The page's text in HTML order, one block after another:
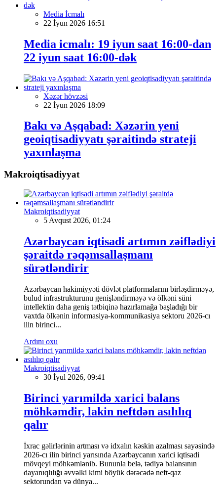
Media İcmalı
22 İyun 2026 16:51
Media icmalı: 19 iyun saat 16:00-dan
22 iyun saat 16:00-dək
Xəzər hövzəsi
22 İyun 2026 18:09
Bakı və Aşqabad: Xəzərin yeni
geoiqtisadiyyatı şəraitində strateji
yaxınlaşma
Makroiqtisadiyyat
Makroiqtisadiyyat
5 Avqust 2026, 01:24
Azərbaycan iqtisadi artımın zəiflədiyi
şəraitdə rəqəmsallaşmanı
sürətləndirir
Azərbaycan hakimiyyəti dövlət platformalarını birləşdirməyə,
bulud infrastrukturunu genişləndirməyə və ölkəni süni
intellektin daha geniş tətbiqinə hazırlamağa başladığı bir
vaxtda ölkənin informasiya-kommunikasiya sektoru 2026-cı
ilin birinci...
Ardını oxu
Makroiqtisadiyyat
30 İyul 2026, 09:41
Birinci yarımildə xarici balans
möhkəmdir, lakin neftdən asılılıq
qalır
İxrac gəlirlərinin artması və idxalın kəskin azalması sayəsində
2026-cı ilin birinci yarısında Azərbaycanın xarici iqtisadi
mövqeyi möhkəmlənib. Bununla belə, tədiyə balansının
dayanıqlılığı əvvəlki kimi böyük dərəcədə neft-qaz
sektorundan və dünya...